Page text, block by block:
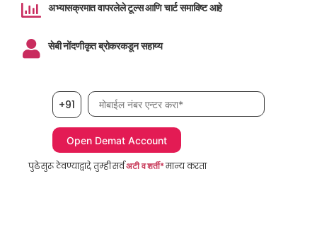
अभ्यासक्रमात वापरलेले टूल्स आणि चार्ट समाविष्ट आहे
सेबी नोंदणीकृत ब्रोकरकडून सहाय्य
+91 मोबाईल नंबर, आवश्यक
पुढे सुरू ठेवण्याद्वारे, तुम्ही सर्वअटी व शर्ती*मान्य करता